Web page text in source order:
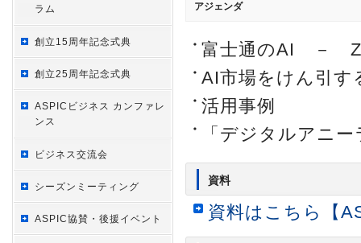
ラム
創立15周年記念式典
創立25周年記念式典
ASPICビジネス カンファレ
ンス
ビジネス交流会
シーズンミーティング
ASPIC協賛・後援イベント
アジェンダ
富士通のAI －
AI市場をけん引す
活用事例
「デジタルアニー
資料
資料はこちら【